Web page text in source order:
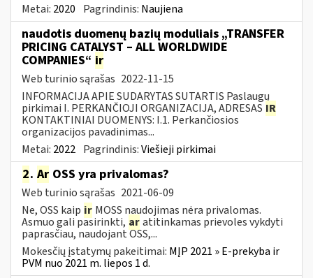
Metai: 2020 Pagrindinis: Naujiena
naudotis duomenų bazių moduliais „TRANSFER
PRICING CATALYST – ALL WORLDWIDE
COMPANIES“ ir
Web turinio sąrašas 2022-11-15
INFORMACIJA APIE SUDARYTAS SUTARTIS Paslaugų
pirkimai I. PERKANČIOJI ORGANIZACIJA, ADRESAS IR
KONTAKTINIAI DUOMENYS: I.1. Perkančiosios
organizacijos pavadinimas...
Metai: 2022 Pagrindinis:Viešieji pirkimai
2. Ar OSS yra privalomas?
Web turinio sąrašas 2021-06-09
Ne, OSS kaip ir MOSS naudojimas nėra privalomas.
Asmuo gali pasirinkti, aratitinkamas prievoles vykdyti
paprasčiau, naudojant OSS,...
Mokesčių įstatymų pakeitimai: MĮP 2021 » E-prekyba ir
PVM nuo 2021 m. liepos 1 d.